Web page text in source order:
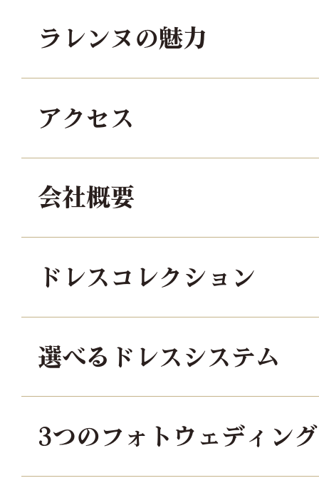
ラレンヌの魅力
アクセス
会社概要
ドレスコレクション
選べるドレスシステム
3つのフォトウェディン